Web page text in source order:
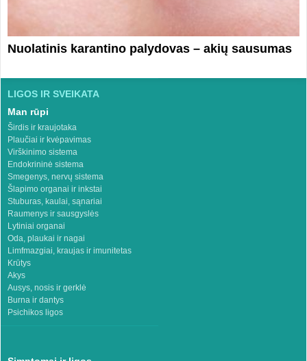
Nuolatinis karantino palydovas – akių sausumas
LIGOS IR SVEIKATA
Man rūpi
Širdis ir kraujotaka
Plaučiai ir kvėpavimas
Virškinimo sistema
Endokrininė sistema
Smegenys, nervų sistema
Šlapimo organai ir inkstai
Stuburas, kaulai, sąnariai
Raumenys ir sausgyslės
Lytiniai organai
Oda, plaukai ir nagai
Limfmazgiai, kraujas ir imunitetas
Krūtys
Akys
Ausys, nosis ir gerklė
Burna ir dantys
Psichikos ligos